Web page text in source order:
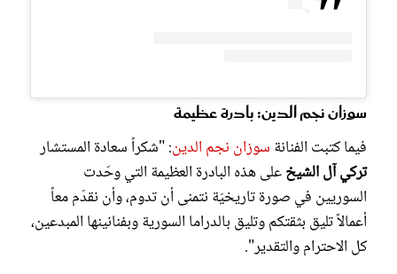
سوزان نجم الدين: بادرة عظيمة
فيما كتبت الفنانة سوزان نجم الدين: "شكراً سعادة المستشار
تركي آل الشيخعلى هذه البادرة العظيمة التي وحّدت
السوريين في صورة تاريخيّة نتمنى أن تدوم، وأن نقدّم معاً
أعمالاً تليق بثقتكم وتليق بالدراما السورية وبفنانينها المبدعين،
كل الاحترام والتقدير".